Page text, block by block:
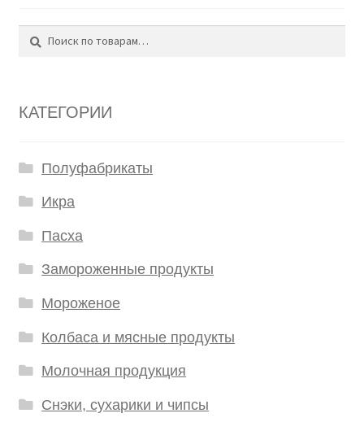
Поиск
КАТЕГОРИИ
Полуфабрикаты
Икра
Пасха
Замороженные продукты
Мороженое
Колбаса и мясные продукты
Молочная продукция
Снэки, сухарики и чипсы